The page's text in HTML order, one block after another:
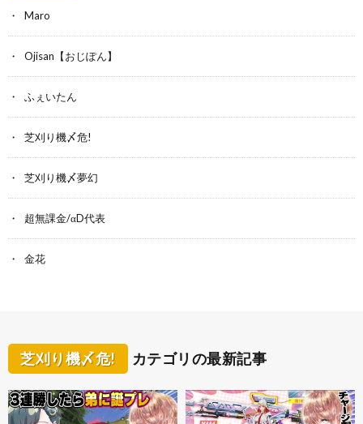
Maro
Ojisan【おじぽん】
ふぇいたん
芝刈り機〆危!
芝刈り機〆夢幻
超無課金/αD代表
金花
芝刈り機〆危! カテゴリの最新記事